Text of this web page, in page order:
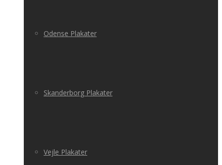
Odense Plakater
Skanderborg Plakater
Vejle Plakater